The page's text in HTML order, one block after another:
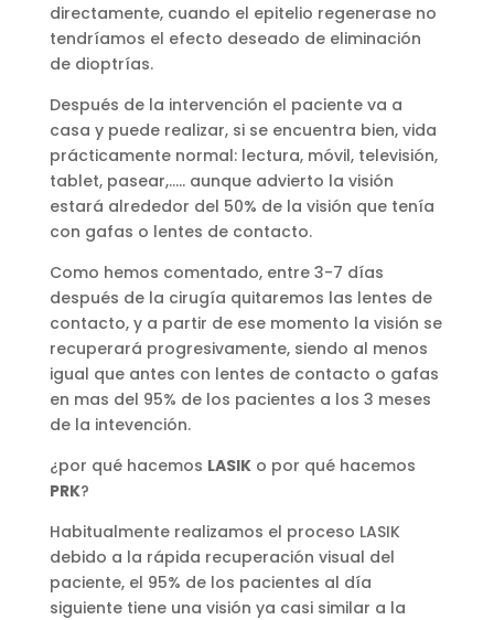
directamente, cuando el epitelio regenerase no
tendríamos el efecto deseado de eliminación
de dioptrías.
Después de la intervención el paciente va a
casa y puede realizar, si se encuentra bien, vida
prácticamente normal: lectura, móvil, televisión,
tablet, pasear,….. aunque advierto la visión
estará alrededor del 50% de la visión que tenía
con gafas o lentes de contacto.
Como hemos comentado, entre 3-7 días
después de la cirugía quitaremos las lentes de
contacto, y a partir de ese momento la visión se
recuperará progresivamente, siendo al menos
igual que antes con lentes de contacto o gafas
en mas del 95% de los pacientes a los 3 meses
de la intevención.
¿por qué hacemos LASIKo por qué hacemos
PRK?
Habitualmente realizamos el proceso LASIK
debido a la rápida recuperación visual del
paciente, el 95% de los pacientes al día
siguiente tiene una visión ya casi similar a la